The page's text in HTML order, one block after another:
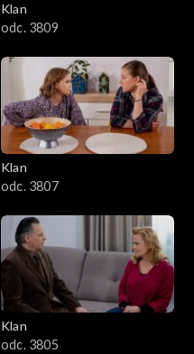
Klan
odc. 3809
Klan
odc. 3807
Klan
odc. 3805